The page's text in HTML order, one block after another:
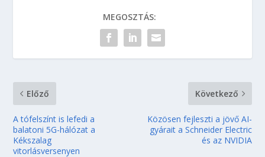
MEGOSZTÁS:
Előző
A tófelszínt is lefedi a
balatoni 5G-hálózat a
Kékszalag
vitorlásversenyen
Következő
Közösen fejleszti a jövő AI-
gyárait a Schneider Electric
és az NVIDIA